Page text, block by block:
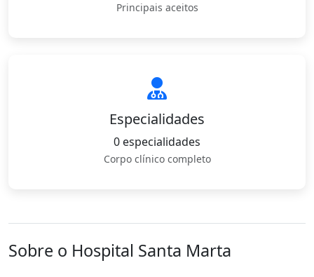
Principais aceitos
Especialidades
0 especialidades
Corpo clínico completo
Sobre o Hospital Santa Marta